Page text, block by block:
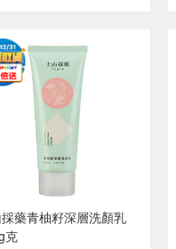
藥青柚籽深層洗顏乳
克